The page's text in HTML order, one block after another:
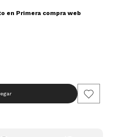
en Primera compra web